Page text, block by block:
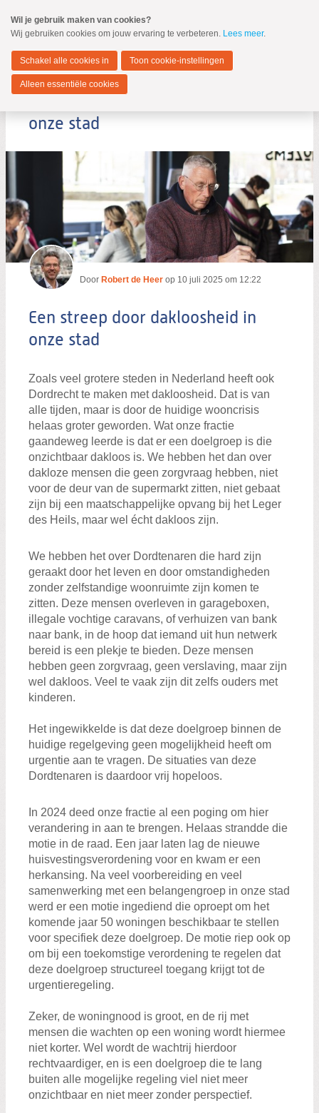
naar
Spring
de
inhoud
Spring
naar
Dordrecht
MENU
Zoeken:
Zoeken
onze stad
Door Robert de Heer op 10 juli 2025 om 12:22
Een streep door dakloosheid in
onze stad
Zoals veel grotere steden in Nederland heeft ook
Dordrecht te maken met dakloosheid. Dat is van
alle tijden, maar is door de huidige wooncrisis
helaas groter geworden. Wat onze fractie
gaandeweg leerde is dat er een doelgroep is die
onzichtbaar dakloos is. We hebben het dan over
dakloze mensen die geen zorgvraag hebben, niet
voor de deur van de supermarkt zitten, niet gebaat
zijn bij een maatschappelijke opvang bij het Leger
des Heils, maar wel écht dakloos zijn.
We hebben het over Dordtenaren die hard zijn
geraakt door het leven en door omstandigheden
zonder zelfstandige woonruimte zijn komen te
zitten. Deze mensen overleven in garageboxen,
illegale vochtige caravans, of verhuizen van bank
naar bank, in de hoop dat iemand uit hun netwerk
bereid is een plekje te bieden. Deze mensen
hebben geen zorgvraag, geen verslaving, maar zijn
wel dakloos. Veel te vaak zijn dit zelfs ouders met
kinderen.
Het ingewikkelde is dat deze doelgroep binnen de
huidige regelgeving geen mogelijkheid heeft om
urgentie aan te vragen. De situaties van deze
Dordtenaren is daardoor vrij hopeloos.
In 2024 deed onze fractie al een poging om hier
verandering in aan te brengen. Helaas strandde die
motie in de raad. Een jaar laten lag de nieuwe
huisvestingsverordening voor en kwam er een
herkansing. Na veel voorbereiding en veel
samenwerking met een belangengroep in onze stad
werd er een motie ingediend die oproept om het
komende jaar 50 woningen beschikbaar te stellen
voor specifiek deze doelgroep. De motie riep ook op
om bij een toekomstige verordening te regelen dat
deze doelgroep structureel toegang krijgt tot de
urgentieregeling.
Zeker, de woningnood is groot, en de rij met
mensen die wachten op een woning wordt hiermee
niet korter. Wel wordt de wachtrij hierdoor
rechtvaardiger, en is een doelgroep die te lang
buiten alle mogelijke regeling viel niet meer
onzichtbaar en niet meer zonder perspectief.
Wil je gebruik maken van cookies?
Wij gebruiken cookies om jouw ervaring te verbeteren. Lees meer.
Schakel alle cookies in Toon cookie-instellingen
Alleen essentiële cookies